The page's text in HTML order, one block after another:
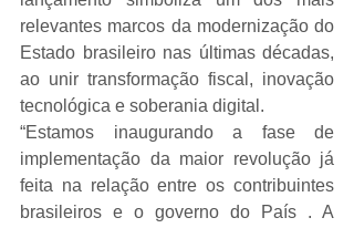
relevantes marcos da modernização do
Estado brasileiro nas últimas décadas,
ao unir transformação fiscal, inovação
tecnológica e soberania digital.
“Estamos inaugurando a fase de
implementação da maior revolução já
feita na relação entre os contribuintes
brasileiros e o governo do País . A